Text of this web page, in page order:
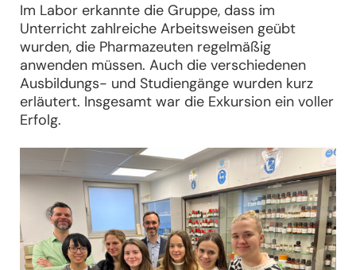
Im Labor erkannte die Gruppe, dass im
Unterricht zahlreiche Arbeitsweisen geübt
wurden, die Pharmazeuten regelmäßig
anwenden müssen. Auch die verschiedenen
Ausbildungs- und Studiengänge wurden kurz
erläutert. Insgesamt war die Exkursion ein voller
Erfolg.